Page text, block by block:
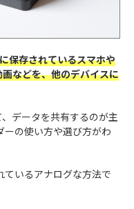
保存されているスマホや
などを、他のデバイスに
データを共有するのが主
ーの使い方や選び方がわ
ているアナログな方法で